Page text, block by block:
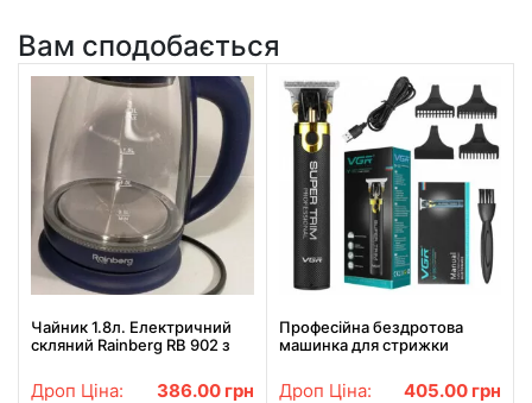
Вам сподобається
Чайник 1.8л. Електричний
скляний Rainberg RB 902 з
Дроп Ціна: 386.00 грн
Професійна бездротова
машинка для стрижки
для волосся бороди
Дроп Ціна: 405.00 грн